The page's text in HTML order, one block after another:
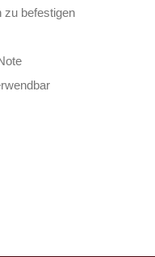
zu befestigen